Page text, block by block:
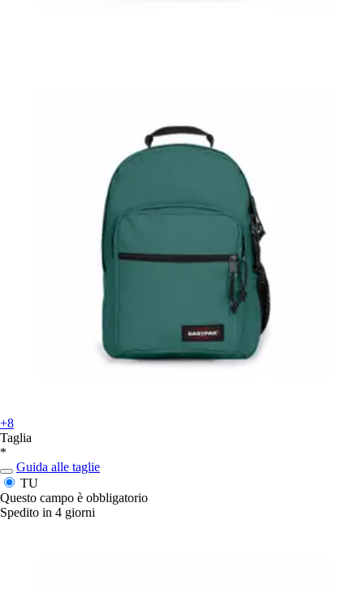
+8
Taglia
*
Guida alle taglie
TU
Questo campo è obbligatorio
Spedito in 4 giorni